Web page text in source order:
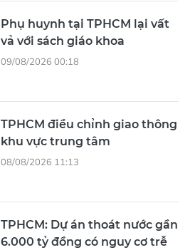
Phụ huynh tại TPHCM lại vất
vả với sách giáo khoa
09/08/2026 00:18
TPHCM điều chỉnh giao thông
khu vực trung tâm
08/08/2026 11:13
TPHCM: Dự án thoát nước gần
6.000 tỷ đồng có nguy cơ trễ